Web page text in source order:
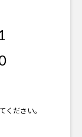
ください。